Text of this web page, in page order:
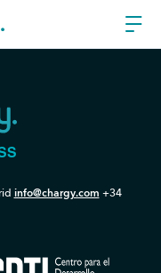
info@chargy.com +34